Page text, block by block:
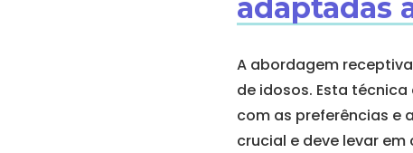
adaptadas
A abordagem
de idosos. Esta
com as preferências e
crucial e deve levar